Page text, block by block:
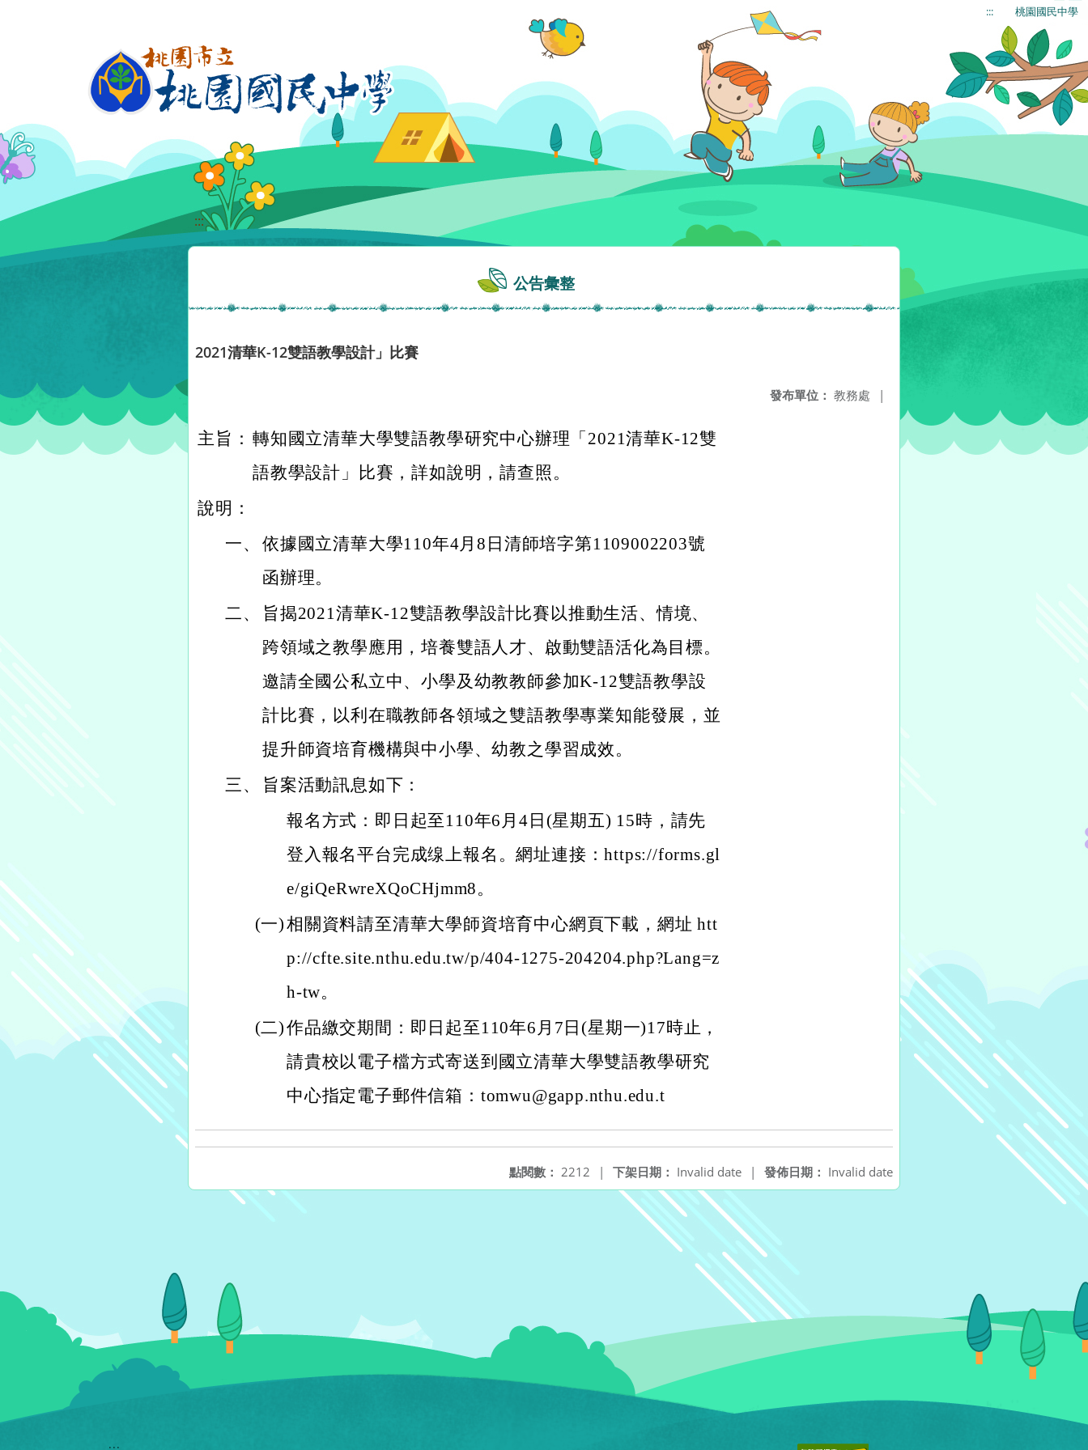
::: 桃園國民中學
:::
公告彙整
2021清華K-12雙語教學設計」比賽
發布單位： 教務處 |
主旨： 轉知國立清華大學雙語教學研究中心辦理「2021清華K-12雙
語教學設計」比賽，詳如說明，請查照。
說明：
一、 依據國立清華大學110年4月8日清師培字第1109002203號
函辦理。
二、
旨揭2021清華K-12雙語教學設計比賽以推動生活、情境、
跨領域之教學應用，培養雙語人才、啟動雙語活化為目標。
邀請全國公私立中、小學及幼教教師參加K-12雙語教學設
計比賽，以利在職教師各領域之雙語教學專業知能發展，並
提升師資培育機構與中小學、幼教之學習成效。
三、
旨案活動訊息如下：
報名方式：即日起至110年6月4日(星期五) 15時，請先
登入報名平台完成缐上報名。網址連接：https://forms.gl
e/giQeRwreXQoCHjmm8。
(一)相關資料請至清華大學師資培育中心網頁下載，網址 htt
p://cfte.site.nthu.edu.tw/p/404-1275-204204.php?Lang=z
h-tw。
(二)作品繳交期間：即日起至110年6月7日(星期一)17時止，
請貴校以電子檔方式寄送到國立清華大學雙語教學研究
中心指定電子郵件信箱：tomwu@gapp.nthu.edu.t
發佈日期： Invalid date
下架日期： Invalid date |
點閱數： 2212 |